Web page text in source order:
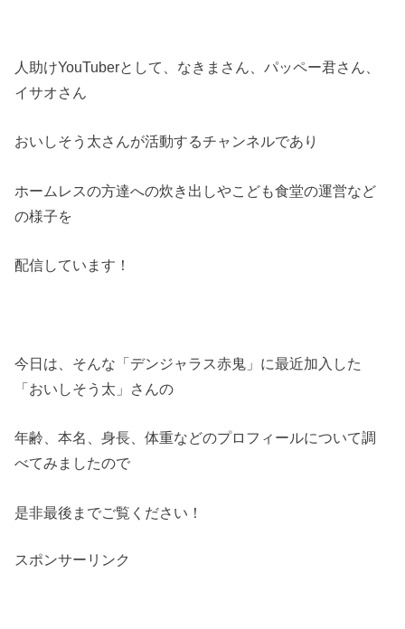
人助けYouTuberとして、なきまさん、パッペー君さん、
イサオさん
おいしそう太さんが活動するチャンネルであり
ホームレスの方達への炊き出しやこども食堂の運営など
の様子を
配信しています！
今日は、そんな「デンジャラス赤鬼」に最近加入した
「おいしそう太」さんの
年齢、本名、身長、体重などのプロフィールについて調
べてみましたので
是非最後までご覧ください！
スポンサーリンク